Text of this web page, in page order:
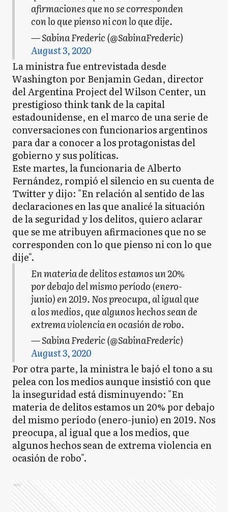
afirmaciones que no se corresponden
con lo que pienso ni con lo que dije.
— Sabina Frederic (@SabinaFrederic)
August 3, 2020
La ministra fue entrevistada desde
Washington por Benjamin Gedan, director
del Argentina Project del Wilson Center, un
prestigioso think tank de la capital
estadounidense, en el marco de una serie de
conversaciones con funcionarios argentinos
para dar a conocer a los protagonistas del
gobierno y sus políticas.
Este martes, la funcionaria de Alberto
Fernández, rompió el silencio en su cuenta de
Twitter y dijo: "En relación al sentido de las
declaraciones en las que analicé la situación
de la seguridad y los delitos, quiero aclarar
que se me atribuyen afirmaciones que no se
corresponden con lo que pienso ni con lo que
dije".
En materia de delitos estamos un 20%
por debajo del mismo período (enero-
junio) en 2019. Nos preocupa, al igual que
a los medios, que algunos hechos sean de
extrema violencia en ocasión de robo.
— Sabina Frederic (@SabinaFrederic)
August 3, 2020
Por otra parte, la ministra le bajó el tono a su
pelea con los medios aunque insistió con que
la inseguridad está disminuyendo: "En
materia de delitos estamos un 20% por debajo
del mismo período (enero-junio) en 2019. Nos
preocupa, al igual que a los medios, que
algunos hechos sean de extrema violencia en
ocasión de robo".
Ads